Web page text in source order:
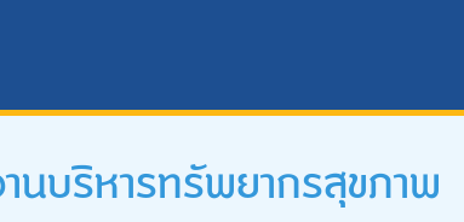
นบริหารทรัพยากรสุขภาพ